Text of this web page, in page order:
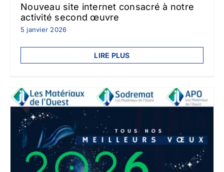
Nouveau site internet consacré à notre
activité second œuvre
5 janvier 2026
LIRE PLUS